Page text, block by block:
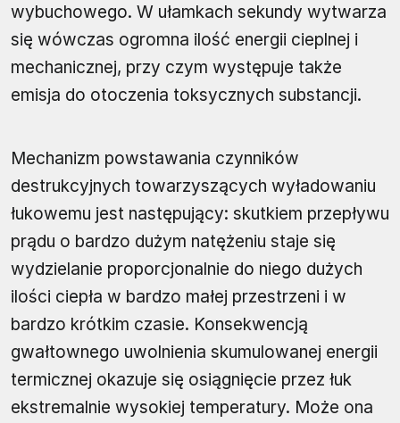
wybuchowego. W ułamkach sekundy wytwarza
się wówczas ogromna ilość energii cieplnej i
mechanicznej, przy czym występuje także
emisja do otoczenia toksycznych substancji.
Mechanizm powstawania czynników
destrukcyjnych towarzyszących wyładowaniu
łukowemu jest następujący: skutkiem przepływu
prądu o bardzo dużym natężeniu staje się
wydzielanie proporcjonalnie do niego dużych
ilości ciepła w bardzo małej przestrzeni i w
bardzo krótkim czasie. Konsekwencją
gwałtownego uwolnienia skumulowanej energii
termicznej okazuje się osiągnięcie przez łuk
ekstremalnie wysokiej temperatury. Może ona